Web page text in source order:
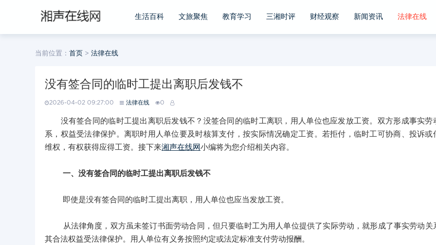
生活百科 文旅聚焦 教育学习 三湘时评 财经观察 新闻资讯 法律在线
当前位置： 首页 > 法律在线
没有签合同的临时工提出离职后发钱不
2026-04-02 09:27:00 法律在线 0
没有签合同的临时工提出离职后发钱不？没签合同的临时工离职，用人单位也应发放工资。双方形成事实劳
系，权益受法律保护。离职时用人单位要及时核算支付，按实际情况确定工资。若拒付，临时工可协商、投诉或
维权，有权获得应得工资。接下来湘声在线网小编将为您介绍相关内容。
一、没有签合同的临时工提出离职后发钱不
即使是没有签合同的临时工提出离职，用人单位也应当发放工资。
从法律角度，双方虽未签订书面劳动合同，但只要临时工为用人单位提供了实际劳动，就形成了事实劳动关
其合法权益受法律保护。用人单位有义务按照约定或法定标准支付劳动报酬。